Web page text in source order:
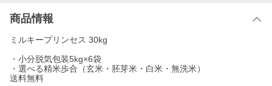
商品情報
ミルキープリンセス 30kg
・小分脱気包装5kg×6袋
・選べる精米歩合（玄米・胚芽米・白米・無洗米）
送料無料